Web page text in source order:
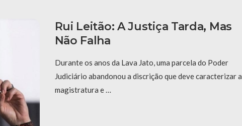
Rui Leitão: A Justiça Tarda, Mas
Não Falha
Durante os anos da Lava Jato, uma parcela do Poder
Judiciário abandonou a discrição que deve caracterizar a
magistratura e …